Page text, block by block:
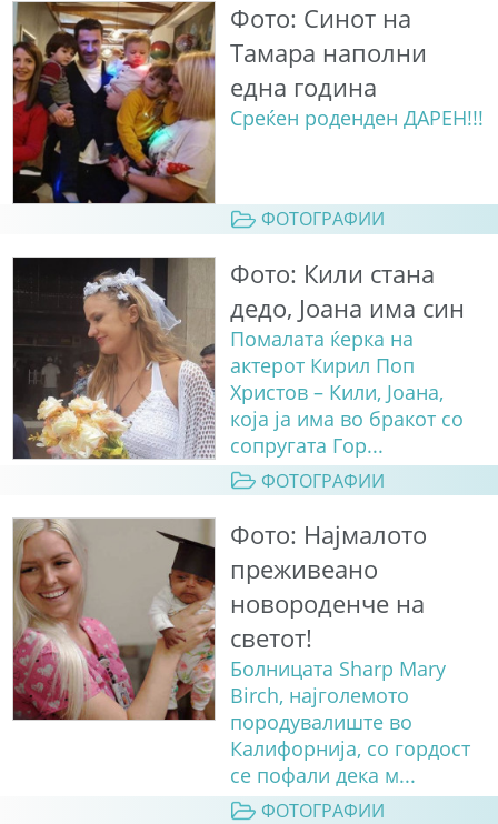
Фото: Синот на
Тамара наполни
една година
Среќен роденден ДАРЕН!!!
ФОТОГРАФИИ
Фото: Кили стана
дедо, Јоана има син
Помалата ќерка на
актерот Кирил Поп
Христов – Кили, Јоана,
која ја има во бракот со
сопругата Гор...
ФОТОГРАФИИ
Фото: Најмалото
преживеано
новороденче на
светот!
Болницата Sharp Mary
Birch, најголемото
породувалиште во
Калифорнија, со гордост
се пофали дека м...
ФОТОГРАФИИ